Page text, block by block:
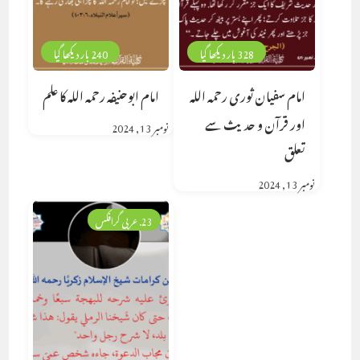
240 بار دیکھا گیا
امام ابوحنیفہ رحمہ اللہ کا علم
نومبر 13, 2024
328 بار دیکھا گیا
امام سفیان ثوری رحمہ اللہ
اور قرآن و حدیث سے
تعلق
نومبر 13, 2024
23. عربی گرافکس